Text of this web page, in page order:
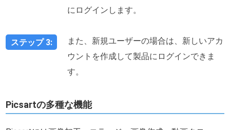
にログインします。
ステップ 3:
また、新規ユーザーの場合は、新しいアカ
ウントを作成して製品にログインできま
す。
Picsartの多種な機能